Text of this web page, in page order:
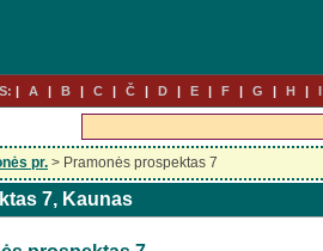
A B C Č D E F G H I
pr. > Pramonės prospektas 7
7, Kaunas